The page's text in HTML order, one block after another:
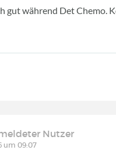
gut während Det Chemo.
Nutzer
um 09:07